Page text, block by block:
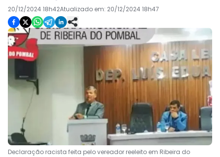
20/12/2024 18h42Atualizado em: 20/12/2024 18h47
Declaração racista feita pelo vereador reeleito em Ribeira do